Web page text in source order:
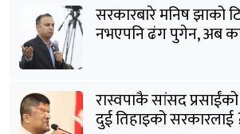
सरकारबारे मनिष झाको
नभएपनि ढंग पुगेन, अब
रास्वपाकै सांसद प्रसाईंको
दुई तिहाइको सरकारलाई